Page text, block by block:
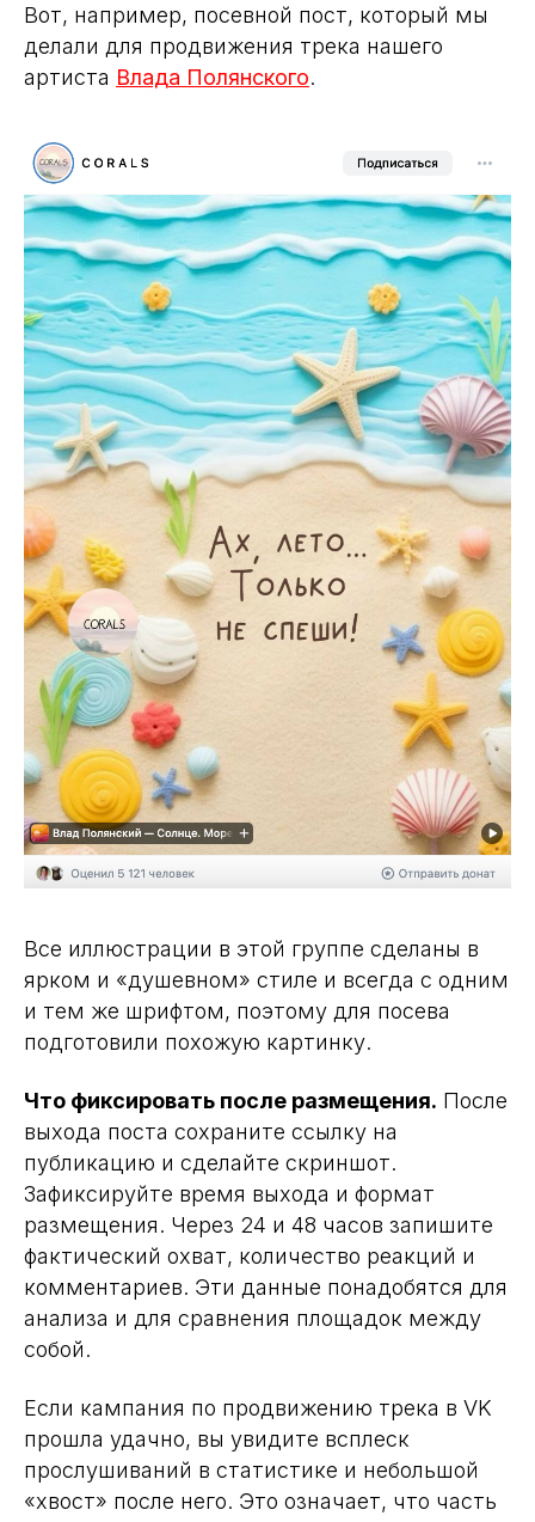
Вот, например, посевной пост, который мы
делали для продвижения трека нашего
артиста Влада Полянского.
Все иллюстрации в этой группе сделаны в
ярком и «душевном» стиле и всегда с одним
и тем же шрифтом, поэтому для посева
подготовили похожую картинку.
Что фиксировать после размещения. После
выхода поста сохраните ссылку на
публикацию и сделайте скриншот.
Зафиксируйте время выхода и формат
размещения. Через 24 и 48 часов запишите
фактический охват, количество реакций и
комментариев. Эти данные понадобятся для
анализа и для сравнения площадок между
собой.
Если кампания по продвижению трека в VK
прошла удачно, вы увидите всплеск
прослушиваний в статистике и небольшой
«хвост» после него. Это означает, что часть